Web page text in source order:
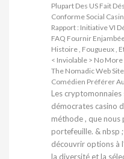
Plupart Des US Fait
Conforme Social
Rapport : Initiative VI
FAQ Fournir
Histoire , Fougueux ,
< Inviolable > No
The Nomadic Web
Comédien Préférer
Les
démocrates casino
méthode , que
portefeuille. & nbsp
découvrir options à
la diversité et la